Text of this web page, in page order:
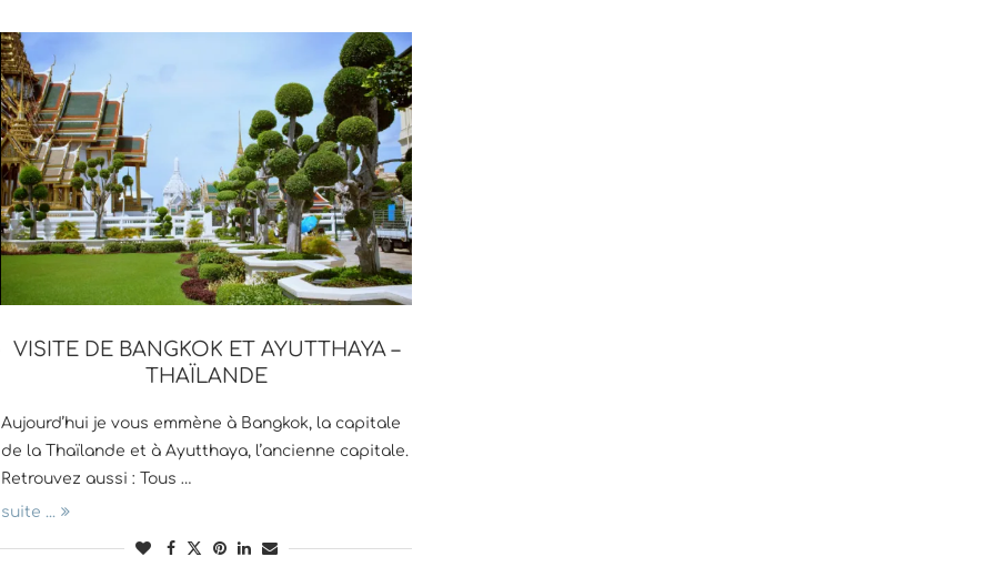
VISITE DE BANGKOK ET AYUTTHAYA –
THAÏLANDE
Aujourd’hui je vous emmène à Bangkok, la capitale
de la Thaïlande et à Ayutthaya, l’ancienne capitale.
Retrouvez aussi : Tous …
suite ...